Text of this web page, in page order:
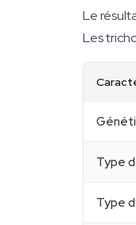
Le
Les
Type
Type